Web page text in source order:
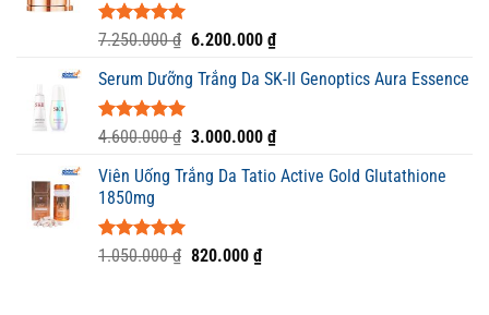
Được xếp
5 sao
7.250.000₫ Giá
là:
6.200.000 ₫Giá
tại
6.200.000 ₫.
Serum Dưỡng Trắng Da SK-II Genoptics Aura Essence
Được xếp
5 sao
4.600.000₫ Giá
là:
3.000.000 ₫Giá
tại
Viên Uống Trắng Da Tatio Active Gold Glutathione
1850mg
Được xếp
1.050.000₫ Giá
820.000 ₫Giá